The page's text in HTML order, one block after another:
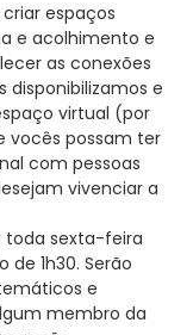
espaços
e acolhimento e
as conexões
disponibilizamos e
virtual (por
vocês possam ter
com pessoas
vivenciar a
sexta-feira
1h30. Serão
e
membro da